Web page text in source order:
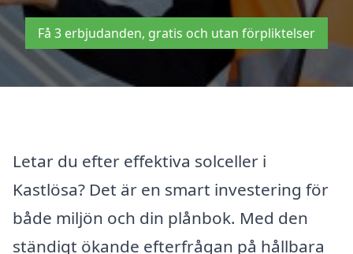
Få 3 erbjudanden, gratis och utan förpliktelser
Letar du efter effektiva solceller i
Kastlösa? Det är en smart investering för
både miljön och din plånbok. Med den
ständigt ökande efterfrågan på hållbara